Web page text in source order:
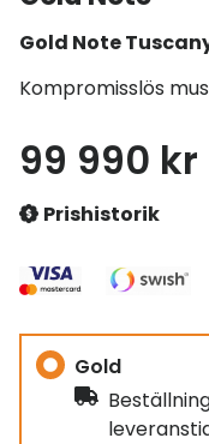
Gold Note
Kompromisslös
99 990 kr
Prishistorik
Gold